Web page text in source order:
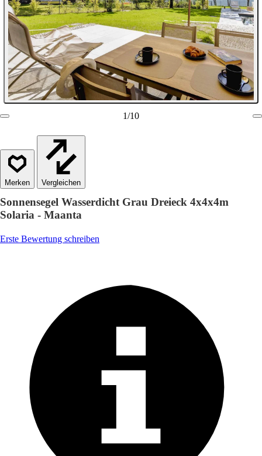
1/10
Vergleichen
Sonnensegel Wasserdicht Grau Dreieck 4x4x4m
Solaria - Maanta
Erste Bewertung schreiben